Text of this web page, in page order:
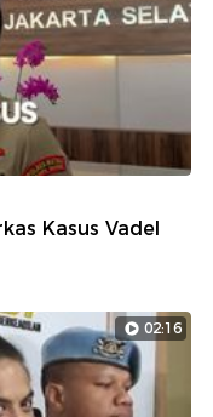
Kasus Vadel
02:16